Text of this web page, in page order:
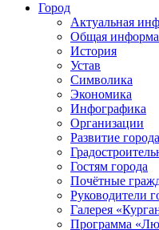
Город
Актуальная
Общая
История
Устав
Символика
Экономика
Инфографика
Организации
Развитие города
Гостям города
Почётные
Руководители
Галерея
Программа